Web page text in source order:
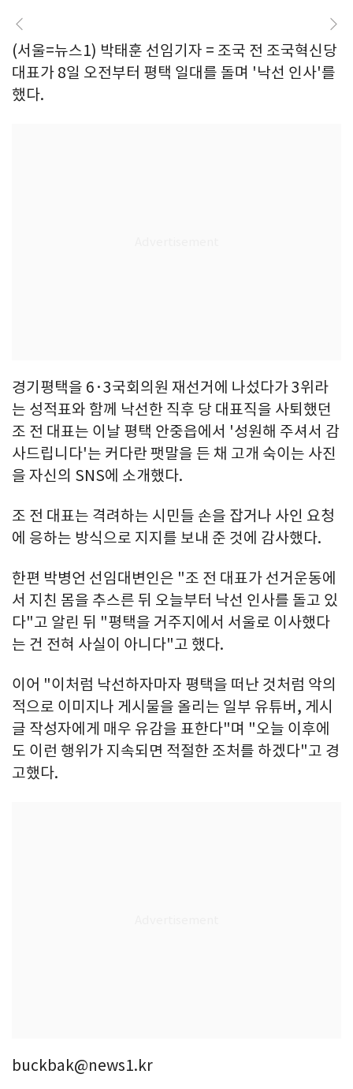
(서울=뉴스1) 박태훈 선임기자 = 조국 전 조국혁신당
대표가 8일 오전부터 평택 일대를 돌며 '낙선 인사'를
했다.
경기평택을 6·3국회의원 재선거에 나섰다가 3위라
는 성적표와 함께 낙선한 직후 당 대표직을 사퇴했던
조 전 대표는 이날 평택 안중읍에서 '성원해 주셔서 감
사드립니다'는 커다란 팻말을 든 채 고개 숙이는 사진
을 자신의 SNS에 소개했다.
조 전 대표는 격려하는 시민들 손을 잡거나 사인 요청
에 응하는 방식으로 지지를 보내 준 것에 감사했다.
한편 박병언 선임대변인은 "조 전 대표가 선거운동에
서 지친 몸을 추스른 뒤 오늘부터 낙선 인사를 돌고 있
다"고 알린 뒤 "평택을 거주지에서 서울로 이사했다
는 건 전혀 사실이 아니다"고 했다.
이어 "이처럼 낙선하자마자 평택을 떠난 것처럼 악의
적으로 이미지나 게시물을 올리는 일부 유튜버, 게시
글 작성자에게 매우 유감을 표한다"며 "오늘 이후에
도 이런 행위가 지속되면 적절한 조처를 하겠다"고 경
고했다.
buckbak@news1.kr